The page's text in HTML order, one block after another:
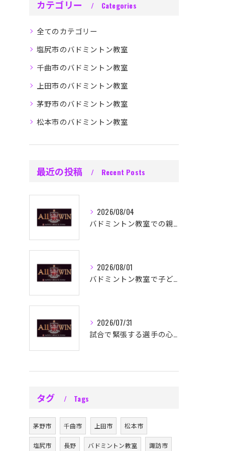
カテゴリー Categories
全てのカテゴリー
塩尻市のバドミントン教室
千曲市のバドミントン教室
上田市のバドミントン教室
茅野市のバドミントン教室
松本市のバドミントン教室
最近の投稿 Recent Posts
2026/08/04
バドミントン教室での親の理想的関わり方
2026/08/01
バドミントン教室で子どものやる気育成法
2026/07/31
試合で緊張する選手の心理と対策法
タグ Tags
茅野市 千曲市 上田市 松本市
塩尻市 長野 バドミントン教室 諏訪市